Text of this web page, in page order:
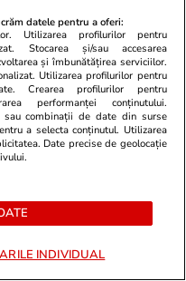
în cel mai
transformare
Negre pe
a scăzut la 17
datele pentru a oferi:
Utilizarea profilurilor pentru
Stocarea și/sau accesarea
și îmbunătățirea serviciilor.
Utilizarea profilurilor pentru
Crearea profilurilor pentru
performanței conținutului.
combinații de date din surse
a selecta conținutul. Utilizarea
Date precise de geolocație
INDIVIDUAL